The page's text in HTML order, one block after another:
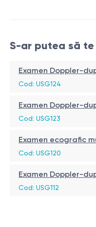
S-ar putea să te
Examen Doppler-
Cod: USG124
Examen Doppler-
Cod: USG123
Examen ecografic
Cod: USG120
Examen Doppler-
Cod: USG112